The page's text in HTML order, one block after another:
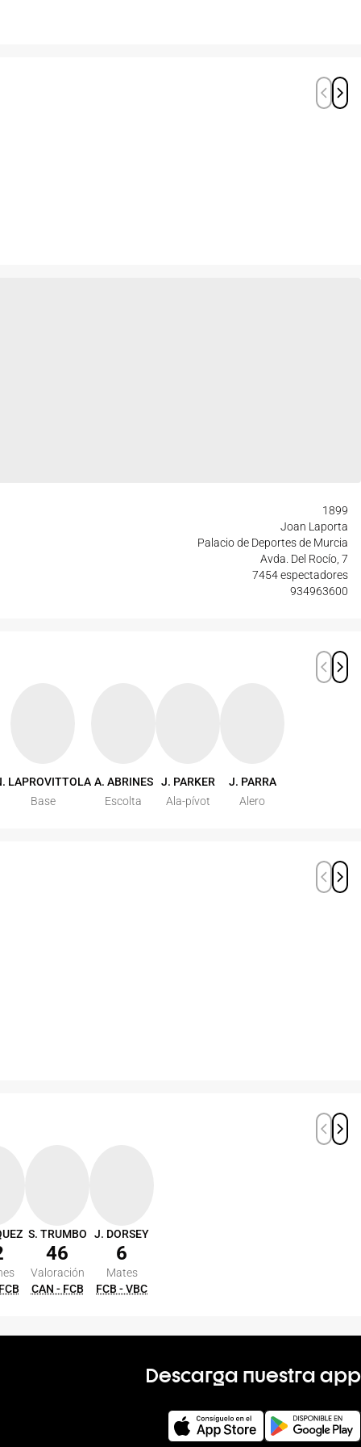
1899
Joan Laporta
Palacio de Deportes de Murcia
Avda. Del Rocío, 7
7454 espectadores
934963600
LAPROVITTOLA
Base
A. ABRINES
Escolta
J. PARKER
Ala-pívot
J. PARRA
Alero
S. TRUMBO
46
Valoración
CAN - FCB
J. DORSEY
6
Mates
FCB - VBC
Descarga nuestra app